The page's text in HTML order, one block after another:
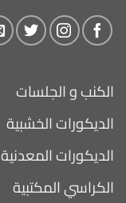
الكنب و الجلسات
الديكورات الخشبية
الديكورات المعدنية
الكراسي المكتبية